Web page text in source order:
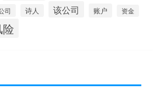
司 诗人 该公司 账户 资金
险